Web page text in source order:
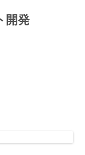
開発